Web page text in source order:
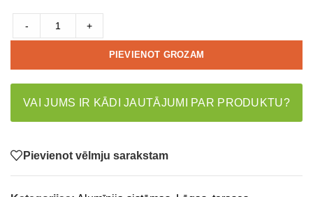
- +
PIEVIENOT GROZAM
VAI JUMS IR KĀDI JAUTĀJUMI PAR PRODUKTU?
Pievienot vēlmju sarakstam